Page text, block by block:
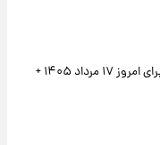
ارزش سهام عدالت برای امروز ۱۷ مرداد ۱۴۰۵ +